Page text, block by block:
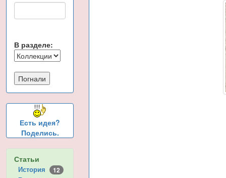
В разделе:
Есть идея?
Поделись.
Статьи
История 12